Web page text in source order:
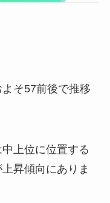
そ57前後で推移
上位に位置する
昇傾向にありま